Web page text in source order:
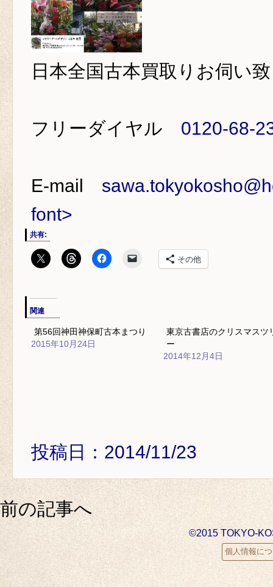
日本全国古本買取り お伺い
フリーダイヤル 0120-68-
E-mail
font>
共有:
その他
関連
第56回神田神保町古本まつり
2015年10月24日
東京古書店のクリスマスツ
ー
2014年12月4日
投稿日：2014/11/23
前の記事へ
©2015 TOKYO-
個人情報に